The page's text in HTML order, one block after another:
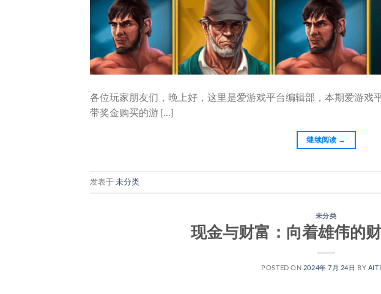
各位玩家朋友们，晚上好，这里是爱游戏平台编辑部，本期爱游戏
带奖金购买的游 […]
继续阅读 →
发表于未分类
未分类
现金与财富：向着雄伟的
POSTED ON 2024年 7月 24日 BY